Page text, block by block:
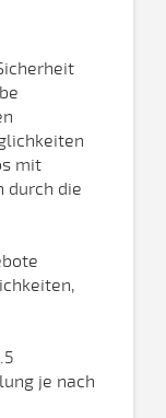
mit
durch die
je nach